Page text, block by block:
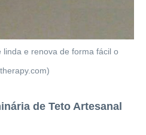
e renova de forma fácil o
de Teto Artesanal